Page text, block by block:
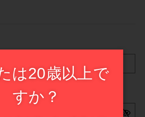
ン/スパークリングワイン
ドイツ
フランス
は20歳以上で
すか？